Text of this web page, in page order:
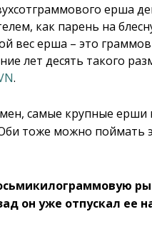
ерша
как парень на
вес ерша – это
лет десять такого
.
самые крупные ерши
тоже можно поймать
он уже отпускал ее